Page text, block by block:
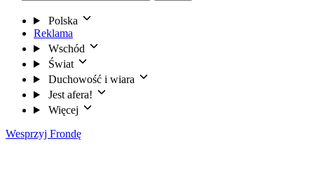
Polska
Reklama
Wschód
Świat
Duchowość i wiara
Jest afera!
Więcej
Wesprzyj Frondę